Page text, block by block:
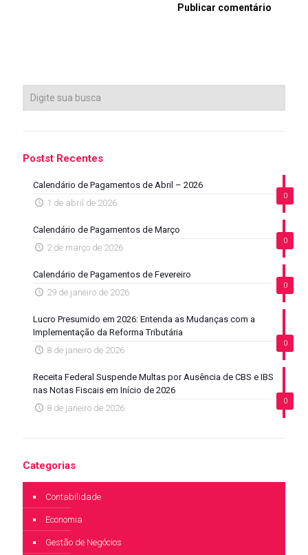
Postst Recentes
0
Calendário de Pagamentos de Abril – 2026
1 de abril de 2026
0
Calendário de Pagamentos de Março
2 de março de 2026
0
Calendário de Pagamentos de Fevereiro
29 de janeiro de 2026
0
Lucro Presumido em 2026: Entenda as Mudanças com a
Implementação da Reforma Tributária
8 de janeiro de 2026
0
Receita Federal Suspende Multas por Ausência de CBS e IBS
nas Notas Fiscais em Início de 2026
8 de janeiro de 2026
Categorias
Contabilidade
Economia
Gestão de Negócios